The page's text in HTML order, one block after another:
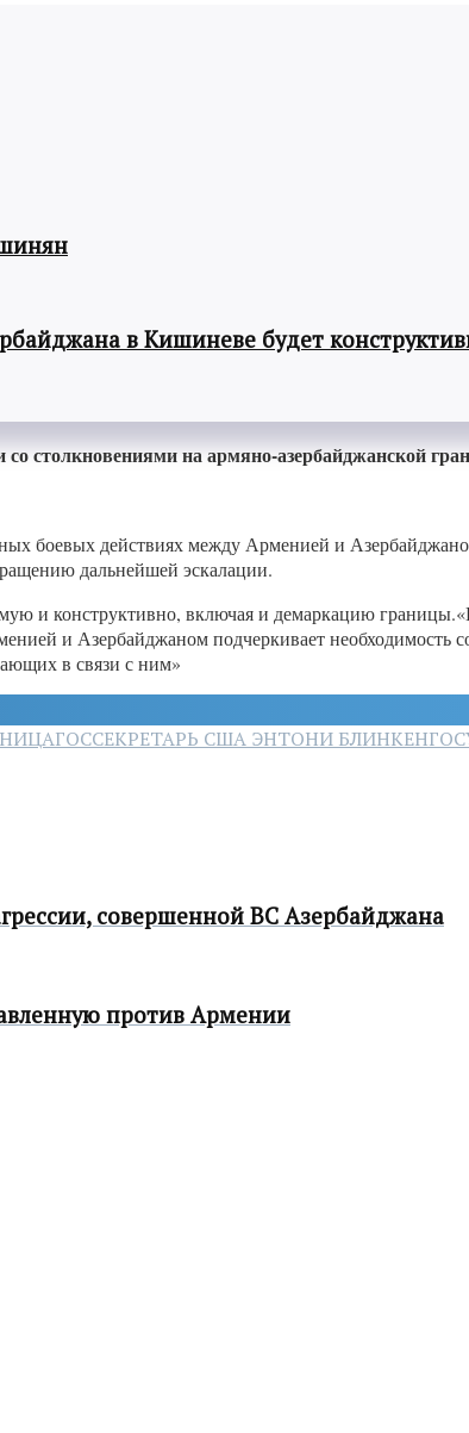
в Кишиневе будет
столкновениями на армяно-азербайджанской
боевых действиях между Арменией и
дальнейшей эскалации.
и конструктивно, включая и демаркацию
и Азербайджаном подчеркивает необходимость
в связи с ним»
ГОССЕКРЕТАРЬ США ЭНТОНИ БЛИНКЕН
совершенной ВС Азербайджана
против Армении